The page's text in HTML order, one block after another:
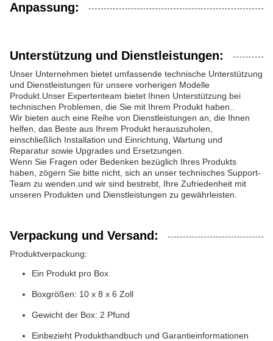
Anpassung:
Unterstützung und Dienstleistungen:
Unser Unternehmen bietet umfassende technische Unterstützung
und Dienstleistungen für unsere vorherigen Modelle
Produkt.Unser Expertenteam bietet Ihnen Unterstützung bei
technischen Problemen, die Sie mit Ihrem Produkt haben..
Wir bieten auch eine Reihe von Dienstleistungen an, die Ihnen
helfen, das Beste aus Ihrem Produkt herauszuholen,
einschließlich Installation und Einrichtung, Wartung und
Reparatur sowie Upgrades und Ersetzungen.
Wenn Sie Fragen oder Bedenken bezüglich Ihres Produkts
haben, zögern Sie bitte nicht, sich an unser technisches Support-
Team zu wenden.und wir sind bestrebt, Ihre Zufriedenheit mit
unseren Produkten und Dienstleistungen zu gewährleisten.
Verpackung und Versand:
Produktverpackung:
Ein Produkt pro Box
Boxgrößen: 10 x 8 x 6 Zoll
Gewicht der Box: 2 Pfund
Einbezieht Produkthandbuch und Garantieinformationen